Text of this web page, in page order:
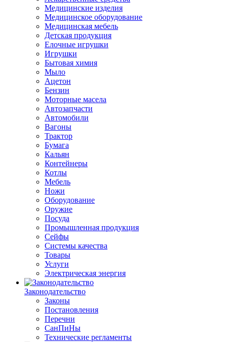
Медицинские изделия
Медицинское оборудование
Медицинская мебель
Детская продукция
Елочные игрушки
Игрушки
Бытовая химия
Мыло
Ацетон
Бензин
Моторные масела
Автозапчасти
Автомобили
Вагоны
Трактор
Бумага
Кальян
Контейнеры
Котлы
Мебель
Ножи
Оборудование
Оружие
Посуда
Промышленная продукция
Сейфы
Системы качества
Товары
Услуги
Электрическая энергия
Законодательство
Законы
Постановления
Перечни
СанПиНы
Технические регламенты